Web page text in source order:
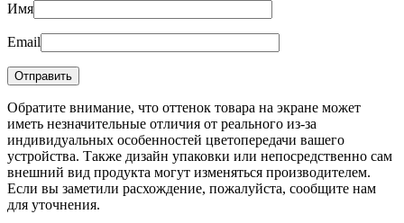
Имя
Email
Обратите внимание, что оттенок товара на экране может
иметь незначительные отличия от реального из-за
индивидуальных особенностей цветопередачи вашего
устройства. Также дизайн упаковки или непосредственно сам
внешний вид продукта могут изменяться производителем.
Если вы заметили расхождение, пожалуйста, сообщите нам
для уточнения.